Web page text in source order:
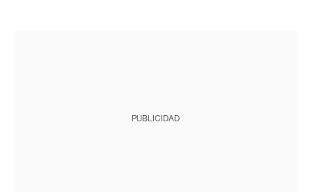
PUBLICIDAD